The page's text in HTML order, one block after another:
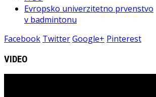
Evropsko univerzitetno prvenstvo
v badmintonu
Facebook TwitterGoogle+ Pinterest
VIDEO